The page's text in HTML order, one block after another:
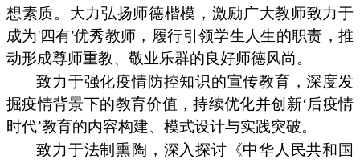
想素质。大力弘扬师德楷模，激励广大教师致力于
成为'四有'优秀教师，履行引领学生人生的职责，推
动形成尊师重教、敬业乐群的良好师德风尚。
致力于强化疫情防控知识的宣传教育，深度发
掘疫情背景下的教育价值，持续优化并创新‘后疫情
时代’教育的内容构建、模式设计与实践突破。
致力于法制熏陶，深入探讨《中华人民共和国